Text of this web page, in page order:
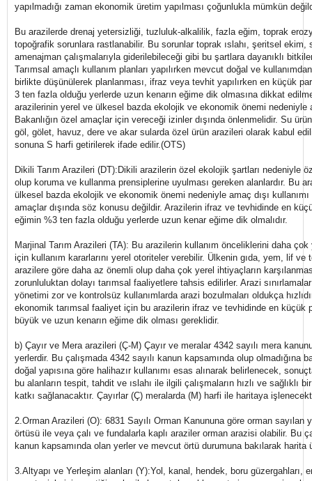
yapılmadığı zaman ekonomik üretim yapılması çoğunlukla mümkün
Bu arazilerde drenaj yetersizliği, tuzluluk-alkalilik, fazla eğim, toprak
topoğrafik sorunlara rastlanabilir. Bu sorunlar toprak ıslahı, şeritsel ekim,
amenajman çalışmalarıyla giderilebileceği gibi bu şartlara dayanıklı
Tarımsal amaçlı kullanım planları yapılırken mevcut doğal ve
birlikte düşünülerek planlanması, ifraz veya tevhit yapılırken en küçük
3 ten fazla olduğu yerlerde uzun kenarın eğime dik olmasına dikkat
arazilerinin yerel ve ülkesel bazda ekolojik ve ekonomik önemi nedeniyle
Bakanlığın özel amaçlar için vereceği izinler dışında önlenmelidir. Su
göl, gölet, havuz, dere ve akar sularda özel ürün arazileri olarak kabul
sonuna S harfi getirilerek ifade edilir.(OTS)
Dikili Tarım Arazileri (DT):Dikili arazilerin özel ekolojik şartları nedeniyle
olup koruma ve kullanma prensiplerine uyulması gereken alanlardır. Bu
ülkesel bazda ekolojik ve ekonomik önemi nedeniyle amaç dışı
amaçlar dışında söz konusu değildir. Arazilerin ifraz ve tevhidinde en
eğimin %3 ten fazla olduğu yerlerde uzun kenar eğime dik olmalıdır.
Marjinal Tarım Arazileri (TA): Bu arazilerin kullanım önceliklerini daha
için kullanım kararlarını yerel otoriteler verebilir. Ülkenin gıda, yem, lif ve
arazilere göre daha az önemli olup daha çok yerel ihtiyaçların
zorunluluktan dolayı tarımsal faaliyetlere tahsis edilirler. Arazi
yönetimi zor ve kontrolsüz kullanımlarda arazi bozulmaları oldukça
ekonomik tarımsal faaliyet için bu arazilerin ifraz ve tevhidinde en küçük
büyük ve uzun kenarın eğime dik olması gereklidir.
b) Çayır ve Mera arazileri (Ç-M) Çayır ve meralar 4342 sayılı mera
yerlerdir. Bu çalışmada 4342 sayılı kanun kapsamında olup olmadığına
doğal yapısına göre halihazır kullanımı esas alınarak belirlenecek,
bu alanların tespit, tahdit ve ıslahı ile ilgili çalışmaların hızlı ve sağlıklı
katkı sağlanacaktır. Çayırlar (Ç) meralarda (M) harfi ile haritaya
2.Orman Arazileri (O): 6831 Sayılı Orman Kanununa göre orman sayılan
örtüsü ile veya çalı ve fundalarla kaplı araziler orman arazisi olabilir. Bu
kanun kapsamında olan yerler ve mevcut örtü durumuna bakılarak harita
3.Altyapı ve Yerleşim alanları (Y):Yol, kanal, hendek, boru güzergahları,